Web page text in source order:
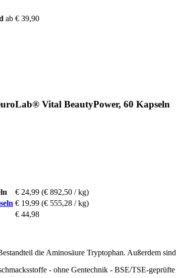
ab € 39,90
Vital BeautyPower, 60 Kapseln
€ 24,99 (€ 892,50 / kg)
€ 19,99 (€ 555,28 / kg)
€ 44,98
die Aminosäure Tryptophan. Außerdem
- ohne Gentechnik - BSE/TSE-